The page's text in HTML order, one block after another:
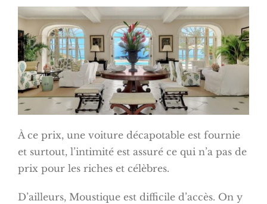
À ce prix, une voiture décapotable est fournie
et surtout, l’intimité est assuré ce qui n’a pas de
prix pour les riches et célèbres.
D’ailleurs, Moustique est difficile d’accès. On y